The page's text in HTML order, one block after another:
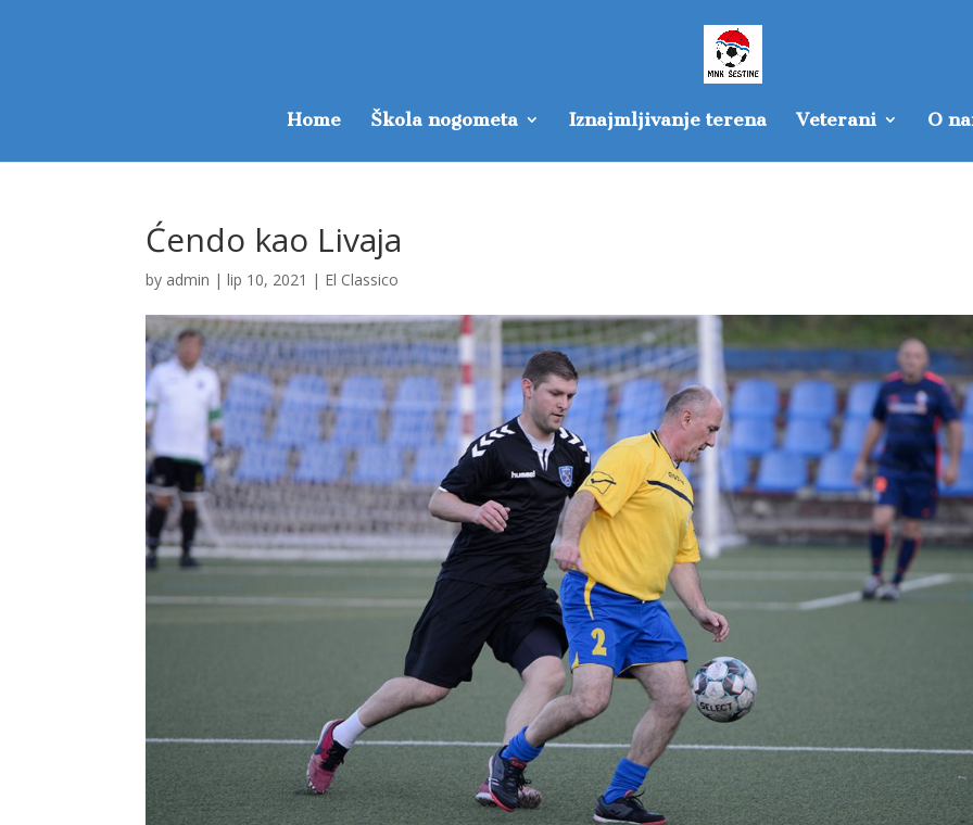
Home Škola nogometa Iznajmljivanje terena Veterani O
Ćendo kao Livaja
by admin |lip 10, 2021 | El Classico